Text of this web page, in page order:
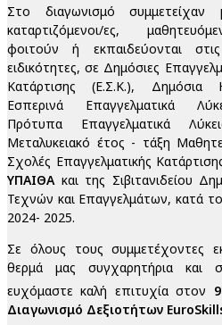
Στο διαγωνισμό συμμετείχαν
καταρτιζόμενοι/ες,
φοιτούν ή εκπαιδεύονται στις
ειδικότητες, σε Δημόσιες
Κατάρτισης (Ε.Σ.Κ.), Δημόσια
Εσπερινά Επαγγελματικά
Πρότυπα Επαγγελματικά
Μεταλυκειακό έτος - τάξη
Σχολές Επαγγελματικής
ΥΠΑΙΘΑκαι της Σιβιτανιδείου
Τεχνών και Επαγγελμάτων, κατά
2024- 2025.
Σε όλους τους συμμετέχοντες
θερμά μας συγχαρητήρια και
ευχόμαστε καλή επιτυχία στον 9
Διαγωνισμό Δεξιοτήτων